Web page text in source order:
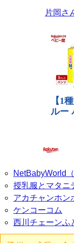
片岡さ
NetBabyWorld
授乳服とマタニ
アカチャンホン
ケンコーコム
西川チェーンふ